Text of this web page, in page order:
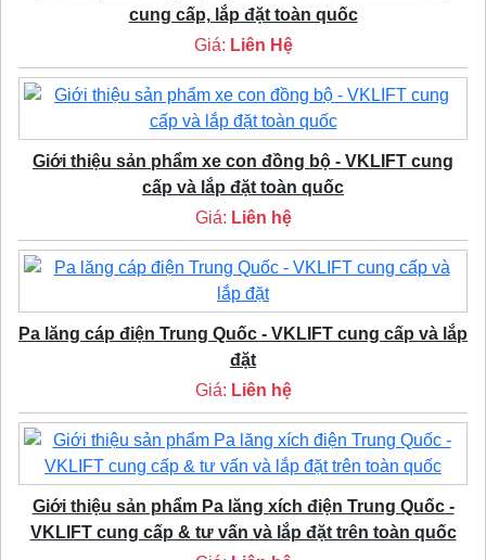
cung cấp, lắp đặt toàn quốc
Giá: Liên Hệ
Giới thiệu sản phẩm xe con đồng bộ - VKLIFT cung
cấp và lắp đặt toàn quốc
Giá: Liên hệ
Pa lăng cáp điện Trung Quốc - VKLIFT cung cấp và lắp
đặt
Giá: Liên hệ
Giới thiệu sản phẩm Pa lăng xích điện Trung Quốc -
VKLIFT cung cấp & tư vấn và lắp đặt trên toàn quốc